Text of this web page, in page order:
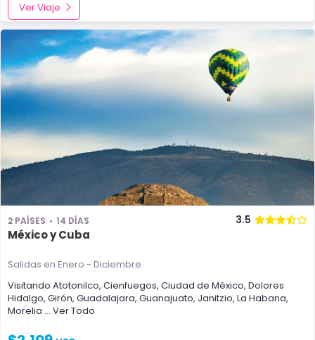
Ver Viaje
2 PAÍSES 14 DÍAS 3.5
México y Cuba
Salidas en Enero - Diciembre
Visitando Atotonilco, Cienfuegos, Ciudad de México, Dolores
Hidalgo, Girón, Guadalajara, Guanajuato, Janitzio, La Habana,
Morelia ... Ver Todo